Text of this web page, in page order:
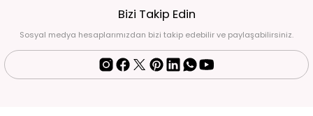
2.400,00 TL
GÜMÜŞ GRİ TAŞ DETAYLI ŞIK ABİYE ÇANTA GÜMÜŞ-GRİ
Bizi Takip Edin
Sosyal medya hesaplarımızdan bizi takip edebilir ve paylaşabilirsiniz.